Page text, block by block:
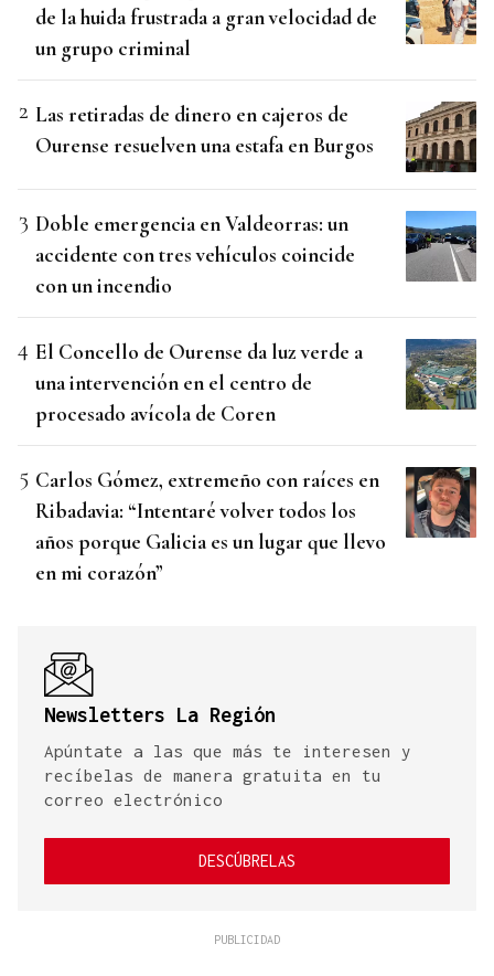
de la huida frustrada a gran velocidad de
un grupo criminal
Las retiradas de dinero en cajeros de
Ourense resuelven una estafa en Burgos
Doble emergencia en Valdeorras: un
accidente con tres vehículos coincide
con un incendio
El Concello de Ourense da luz verde a
una intervención en el centro de
procesado avícola de Coren
Carlos Gómez, extremeño con raíces en
Ribadavia: “Intentaré volver todos los
años porque Galicia es un lugar que llevo
en mi corazón”
Newsletters La Región
Apúntate a las que más te interesen y
recíbelas de manera gratuita en tu
correo electrónico
DESCÚBRELAS